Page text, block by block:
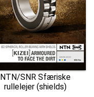
NTN/SNR Sfæriske
rullelejer (shields)